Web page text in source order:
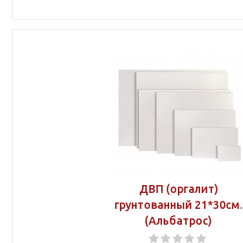
ДВП (оргалит)
грунтованный 21*30см.
(Альбатрос)